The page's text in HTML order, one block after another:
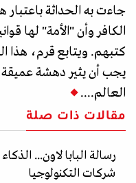
جاءت به الحداثة باعتبار
الكافر وأن "الأمة" لها
كتبهم. ويتابع قرم، هذا
يجب أن يثير دهشة عميقة
العالم....
مقالات ذات صلة
رسالة البابا لاون...
شركات التكنولوجيا